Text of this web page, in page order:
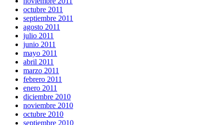
octubre 2011
septiembre 2011
agosto 2011
julio 2011
junio 2011
mayo 2011
abril 2011
marzo 2011
febrero 2011
enero 2011
diciembre 2010
noviembre 2010
octubre 2010
septiembre 2010